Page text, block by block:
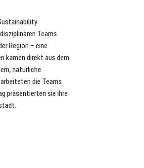
Teams
Region – eine
kamen direkt aus dem
natürliche
die Teams
präsentierten sie ihre